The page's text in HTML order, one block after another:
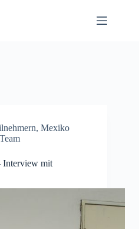
, Mexiko
Interview mit